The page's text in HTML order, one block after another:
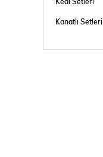
Kanatlı Setleri